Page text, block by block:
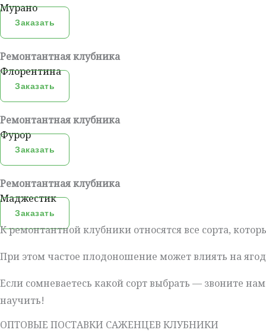
Мурано
Заказать
Ремонтантная клубника
Флорентина
Заказать
Ремонтантная клубника
Фурор
Заказать
Ремонтантная клубника
Маджестик
Заказать
К ремонтантной клубники относятся все сорта,
При этом частое плодоношение может влиять на
Если сомневаетесь какой сорт выбрать — звоните
научить!
ОПТОВЫЕ ПОСТАВКИ САЖЕНЦЕВ КЛУБНИКИ